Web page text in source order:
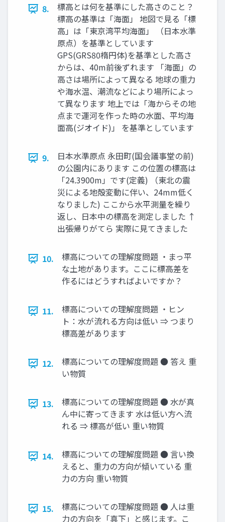
8.
標高とは何を基準にした高さのこと？
標高の基準は「海面」 地図で見る「標
高」は「東京湾平均海面」 （日本水準
原点）を基準としています
GPS(GRS80楕円体)を基準とした高さ
からは、40m前後ずれます 「海面」の
高さは場所によって異なる 地球の重力
や海水温、潮流などにより場所によっ
て異なります 地上では「海からその地
点まで運河を作った時の水面、平均海
面高(ジオイド)」 を基準としています
9.
日本水準原点 永田町(国会議事堂の前)
の公園内にあります この位置の標高は
「24.3900m」です(定義) （東北の震
災による地殻変動に伴い、24mm低く
なりました) ここから水平測量を繰り
返し、日本中の標高を測定しました ↑
出張帰りがてら 実際に見てきました
10.
標高についての理解度問題 ・まっ平
な土地があります。ここに標高差を
作るにはどうすればよいですか？
11.
標高についての理解度問題 ・ヒン
ト：水が流れる方向は低い ⇒ つまり
標高差があります
12.
標高についての理解度問題 ● 答え 重
い物質
13.
標高についての理解度問題 ● 水が真
ん中に寄ってきます 水は低い方へ流
れる ⇒ 標高が低い 重い物質
14.
標高についての理解度問題 ● 言い換
えると、重力の方向が傾いている 重
力の方向 重い物質
15.
標高についての理解度問題 ● 人は重
力の方向を「真下」と感じます。こ